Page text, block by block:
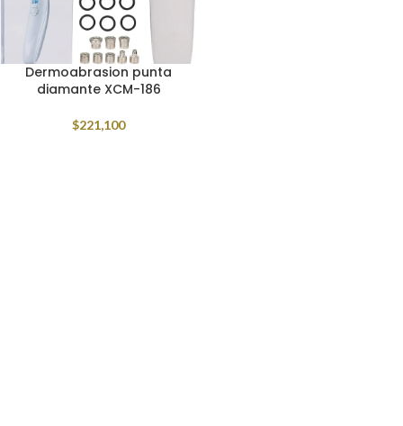
Dermoabrasion punta
diamante XCM-186
$221,100